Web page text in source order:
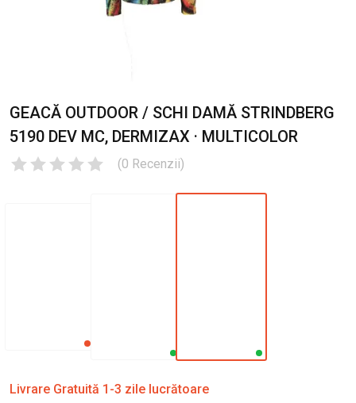
GEACĂ OUTDOOR / SCHI DAMĂ STRINDBERG
5190 DEV MC, DERMIZAX · MULTICOLOR
(0 Recenzii)
Livrare Gratuită 1-3 zile lucrătoare